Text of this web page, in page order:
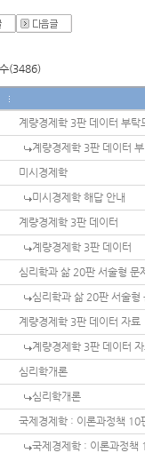
(3486)
계량경제학 3판 데이터 부탁
계량경제학 3판 데이터
미시경제학
미시경제학 해답 안내
계량경제학 3판 데이터
계량경제학 3판 데이터
심리학과 삶 20판 서술형 문
심리학과 삶 20판 서술형
계량경제학 3판 데이터 자료
계량경제학 3판 데이터
심리학개론
심리학개론
국제경제학 : 이론과정책 10
국제경제학 : 이론과정책